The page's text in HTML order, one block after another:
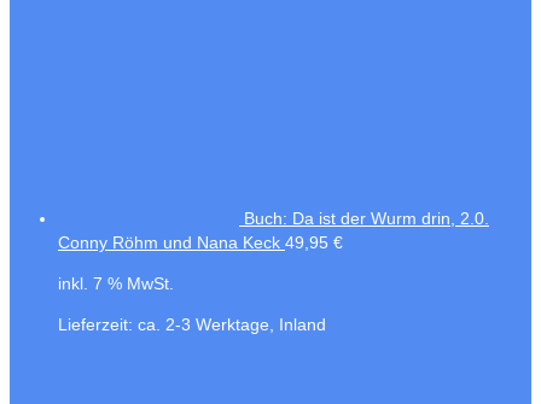
Buch: Da ist der Wurm drin, 2.0.
Conny Röhm und Nana Keck 49,95 €
inkl. 7 % MwSt.
Lieferzeit: ca. 2-3 Werktage, Inland